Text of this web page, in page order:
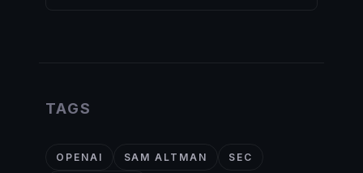
TAGS
OPENAI SAM ALTMAN SEC